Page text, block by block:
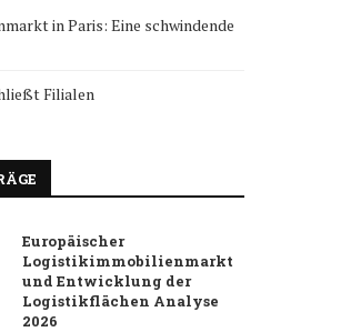
in Paris: Eine schwindende
Filialen
Europäischer
Logistikimmobilienmarkt
und Entwicklung der
Logistikflächen Analyse
2026